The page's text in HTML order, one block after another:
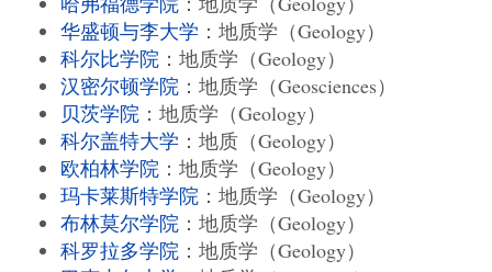
华盛顿与李大学 ：地质学（Geology）
科尔比学院 ：地质学（Geology）
汉密尔顿学院 ：地质学（Geosciences）
贝茨学院 ：地质学（Geology）
科尔盖特大学 ：地质（Geology）
欧柏林学院 ：地质学（Geology）
玛卡莱斯特学院 ：地质学（Geology）
布林莫尔学院 ：地质学（Geology）
科罗拉多学院 ：地质学（Geology）